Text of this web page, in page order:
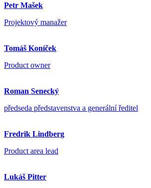
Petr Mašek
Projektový manažer
Tomáš Koníček
Product owner
Roman Senecký
předseda představenstva a generální ředitel
Fredrik Lindberg
Product area lead
Lukáš Pitter